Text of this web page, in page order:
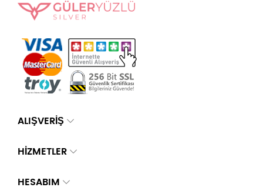
ALIŞVERİŞ
HİZMETLER
HESABIM